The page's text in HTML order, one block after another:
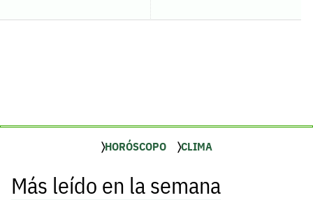
HORÓSCOPO CLIMA
Más leído en la semana